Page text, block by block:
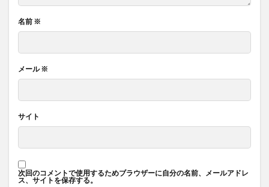
名前 ※
メール※
サイト
次回のコメントで使用するためブラウザーに自分の名前、メールアドレ
ス、サイトを保存する。